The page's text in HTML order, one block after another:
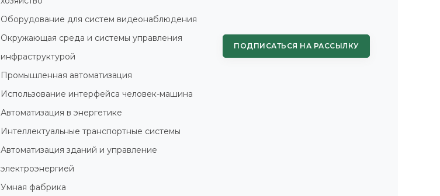
Оборудование для систем видеонаблюдения
Окружающая среда и системы управления
инфраструктурой
Промышленная автоматизация
Использование интерфейса человек-машина
Автоматизация в энергетике
Интеллектуальные транспортные системы
Автоматизация зданий и управление
электроэнергией
Умная фабрика
ПОДПИСАТЬСЯ НА РАССЫЛКУ